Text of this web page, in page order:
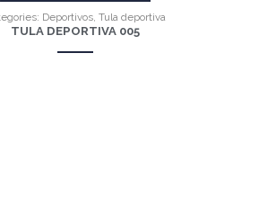
Deportivos Tula deportiva
TULA DEPORTIVA 005